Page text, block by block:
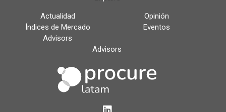
Actualidad
Opinión
Índices de Mercado
Eventos
Advisors
Advisors
LinkedIn